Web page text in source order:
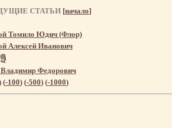
СТАТЬИ [начало]
Томило Юдич (Флор)
Алексей Иванович
Федорович
(-100) (-500) (-1000)